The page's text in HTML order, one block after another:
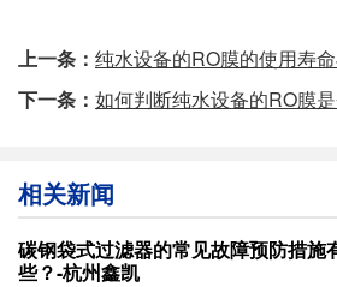
上一条： 纯水设备的RO膜的使用寿
下一条： 如何判断纯水设备的RO膜
相关新闻
碳钢袋式过滤器的常见故障预防措施
些？-杭州鑫凯